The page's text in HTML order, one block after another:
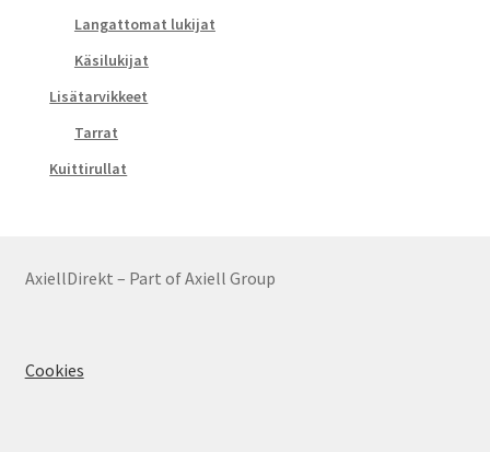
Langattomat lukijat
Käsilukijat
Lisätarvikkeet
Tarrat
Kuittirullat
AxiellDirekt – Part of Axiell Group
Cookies